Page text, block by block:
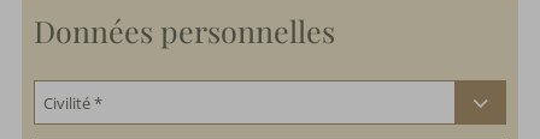
Données personnelles